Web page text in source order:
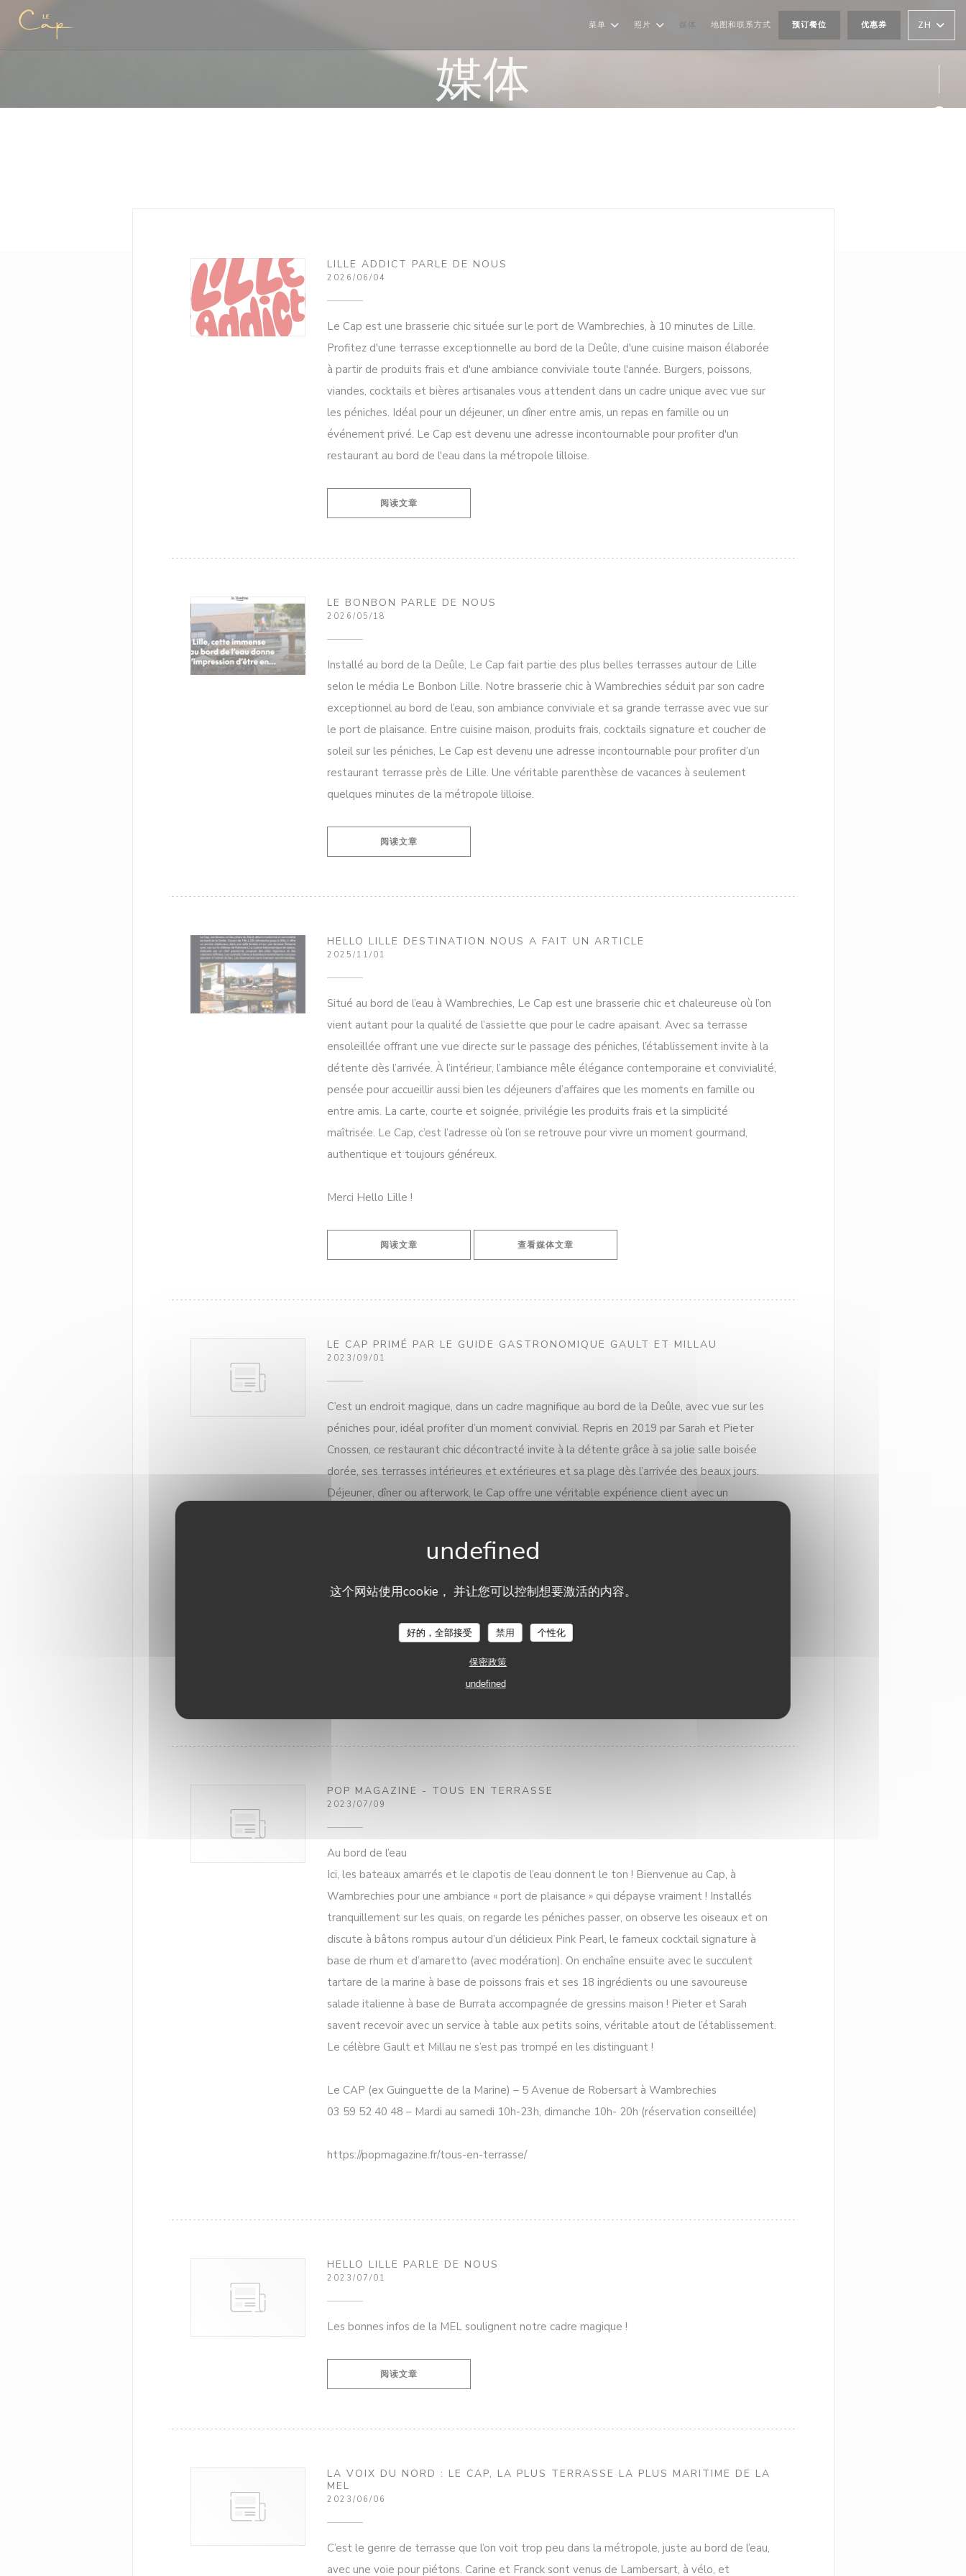
Cookie管理面板
这个网站使用cookie， 并让您可以控制想要激活的内容。
好的，全部接受 禁用 个性化
保密政策
undefined
菜单 照片 媒体 地图和联系方式 预订餐位 优惠券 ZH
媒体
LILLE ADDICT PARLE DE NOUS
2026/06/04
Le Cap est une brasserie chic située sur le port de Wambrechies, à 10 minutes de Lille.
Profitez d'une terrasse exceptionnelle au bord de la Deûle, d'une cuisine maison élaborée
à partir de produits frais et d'une ambiance conviviale toute l'année. Burgers, poissons,
viandes, cocktails et bières artisanales vous attendent dans un cadre unique avec vue sur
les péniches. Idéal pour un déjeuner, un dîner entre amis, un repas en famille ou un
événement privé. Le Cap est devenu une adresse incontournable pour profiter d'un
restaurant au bord de l'eau dans la métropole lilloise.
阅读文章((在新窗口中打开))
LE BONBON PARLE DE NOUS
2026/05/18
Installé au bord de la Deûle, Le Cap fait partie des plus belles terrasses autour de Lille
selon le média Le Bonbon Lille. Notre brasserie chic à Wambrechies séduit par son cadre
exceptionnel au bord de l’eau, son ambiance conviviale et sa grande terrasse avec vue sur
le port de plaisance. Entre cuisine maison, produits frais, cocktails signature et coucher de
soleil sur les péniches, Le Cap est devenu une adresse incontournable pour profiter d’un
restaurant terrasse près de Lille. Une véritable parenthèse de vacances à seulement
quelques minutes de la métropole lilloise.
阅读文章((在新窗口中打开))
HELLO LILLE DESTINATION NOUS A FAIT UN ARTICLE
2025/11/01
Situé au bord de l’eau à Wambrechies, Le Cap est une brasserie chic et chaleureuse où l’on
vient autant pour la qualité de l’assiette que pour le cadre apaisant. Avec sa terrasse
ensoleillée offrant une vue directe sur le passage des péniches, l’établissement invite à la
détente dès l’arrivée. À l’intérieur, l’ambiance mêle élégance contemporaine et convivialité,
pensée pour accueillir aussi bien les déjeuners d’affaires que les moments en famille ou
entre amis. La carte, courte et soignée, privilégie les produits frais et la simplicité
maîtrisée. Le Cap, c’est l’adresse où l’on se retrouve pour vivre un moment gourmand,
authentique et toujours généreux.
Merci Hello Lille !
阅读文章((在新窗口中打开)) 查看媒体文章((在新窗口中打开))
LE CAP PRIMÉ PAR LE GUIDE GASTRONOMIQUE GAULT ET MILLAU
2023/09/01
C’est un endroit magique, dans un cadre magnifique au bord de la Deûle, avec vue sur les
péniches pour, idéal profiter d’un moment convivial. Repris en 2019 par Sarah et Pieter
Cnossen, ce restaurant chic décontracté invite à la détente grâce à sa jolie salle boisée
dorée, ses terrasses intérieures et extérieures et sa plage dès l’arrivée des beaux jours.
Déjeuner, dîner ou afterwork, le Cap offre une véritable expérience client avec un
sont la salade italienne aux gressins maison et à la burrata fraîche, le tartare de la marine
sont présentées comme de jolis tableaux hauts en couleurs à déguster avec gourmandise.
Tous les jeudis soir, vous pourrez assister à des concerts live prisés ainsi que des DJ set
chaque samedi soir. Fort de son succès, les réservations sont fortement conseillées.
((在新窗口中打开))
POP MAGAZINE - TOUS EN TERRASSE
2023/07/09
Au bord de l’eau
Ici, les bateaux amarrés et le clapotis de l’eau donnent le ton ! Bienvenue au Cap, à
Wambrechies pour une ambiance « port de plaisance » qui dépayse vraiment ! Installés
tranquillement sur les quais, on regarde les péniches passer, on observe les oiseaux et on
discute à bâtons rompus autour d’un délicieux Pink Pearl, le fameux cocktail signature à
base de rhum et d’amaretto (avec modération). On enchaîne ensuite avec le succulent
tartare de la marine à base de poissons frais et ses 18 ingrédients ou une savoureuse
salade italienne à base de Burrata accompagnée de gressins maison ! Pieter et Sarah
savent recevoir avec un service à table aux petits soins, véritable atout de l’établissement.
Le célèbre Gault et Millau ne s’est pas trompé en les distinguant !
Le CAP (ex Guinguette de la Marine) – 5 Avenue de Robersart à Wambrechies
03 59 52 40 48 – Mardi au samedi 10h-23h, dimanche 10h- 20h (réservation conseillée)
https://popmagazine.fr/tous-en-terrasse/
HELLO LILLE PARLE DE NOUS
2023/07/01
Les bonnes infos de la MEL soulignent notre cadre magique !
阅读文章((在新窗口中打开))
LA VOIX DU NORD : LE CAP, LA PLUS TERRASSE LA PLUS MARITIME DE LA
MEL
2023/06/06
C’est le genre de terrasse que l’on voit trop peu dans la métropole, juste au bord de l’eau,
avec une voie pour piétons. Carine et Franck sont venus de Lambersart, à vélo, et